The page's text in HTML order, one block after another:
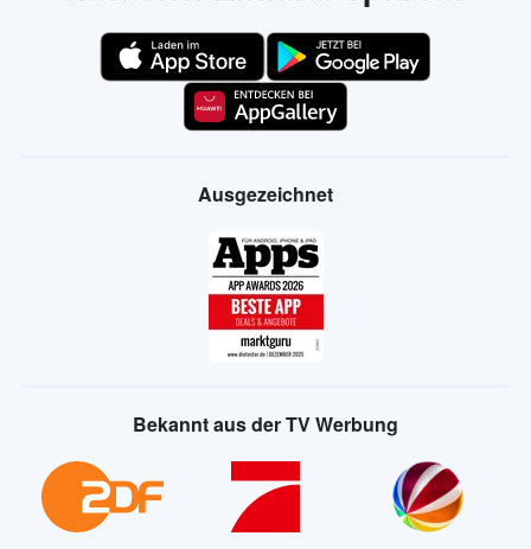
Ausgezeichnet
Bekannt aus der TV Werbung